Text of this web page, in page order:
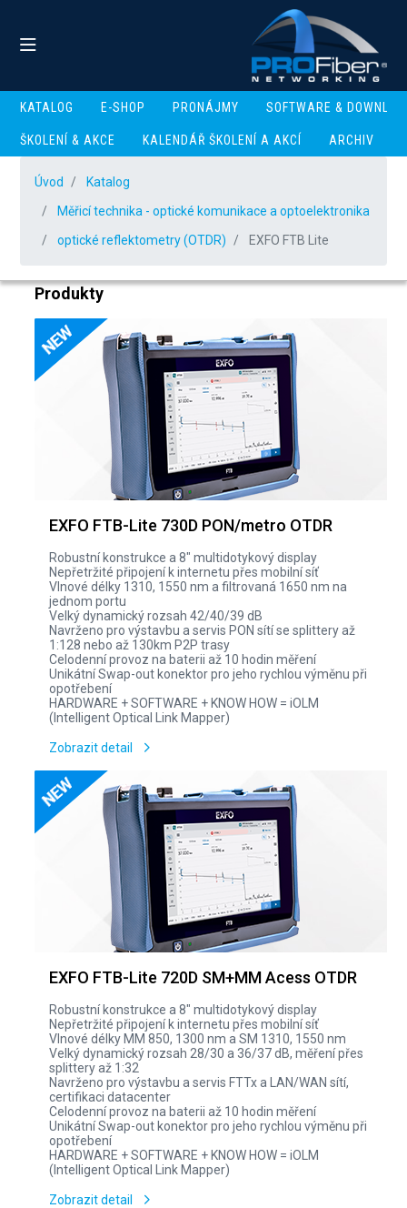
KATALOG E-SHOP PRONÁJMY SOFTWARE &
ŠKOLENÍ & AKCE KALENDÁŘ ŠKOLENÍ A AKCÍ ARCHIV
Úvod
Katalog
Měřicí technika - optické komunikace a optoelektronika
optické reflektometry (OTDR)
EXFO FTB Lite
EXFO FTB Lite
Modelová řada FTB Lite s trvalou konektivitou, rychlým
systémem a volbou modulů OTDR pro všechna použití.
Od last mile a FTTx, přes Datacentra a PON sítě až k dálkovým
Produkty
EXFO FTB-Lite 730D PON/metro OTDR
Robustní konstrukce a 8" multidotykový display
Nepřetržité připojení k internetu přes mobilní síť
Vlnové délky 1310, 1550 nm a filtrovaná 1650 nm na
jednom portu
Velký dynamický rozsah 42/40/39 dB
Navrženo pro výstavbu a servis PON sítí se splittery až
1:128 nebo až 130km P2P trasy
Celodenní provoz na baterii až 10 hodin měření
Unikátní Swap-out konektor pro jeho rychlou výměnu při
opotřebení
HARDWARE + SOFTWARE + KNOW HOW = iOLM
(Intelligent Optical Link Mapper)
Zobrazit detail
EXFO FTB-Lite 720D SM+MM Acess OTDR
Robustní konstrukce a 8" multidotykový display
Nepřetržité připojení k internetu přes mobilní síť
Vlnové délky MM 850, 1300 nm a SM 1310, 1550 nm
Velký dynamický rozsah 28/30 a 36/37 dB, měření přes
splittery až 1:32
Navrženo pro výstavbu a servis FTTx a LAN/WAN sítí,
certifikaci datacenter
Celodenní provoz na baterii až 10 hodin měření
Unikátní Swap-out konektor pro jeho rychlou výměnu při
opotřebení
HARDWARE + SOFTWARE + KNOW HOW = iOLM
(Intelligent Optical Link Mapper)
Zobrazit detail